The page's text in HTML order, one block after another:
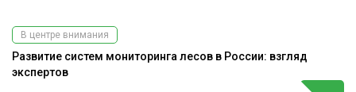
В центре внимания
Развитие систем мониторинга лесов в России: взгляд
экспертов